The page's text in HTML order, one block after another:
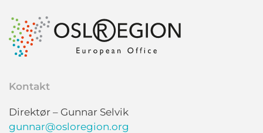
Kontakt
Direktør – Gunnar Selvik
gunnar@osloregion.org